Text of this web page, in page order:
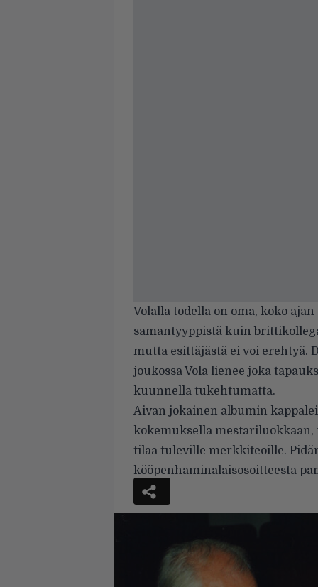
Volalla todella on oma, koko
samantyyppistä kuin
mutta esittäjästä ei voi erehtyä.
joukossa Vola lienee joka
kuunnella tukehtumatta.
Aivan jokainen albumin
kokemuksella mestariluokkaan,
tilaa tuleville merkkiteoille.
kööpenhaminalaisosoitteesta